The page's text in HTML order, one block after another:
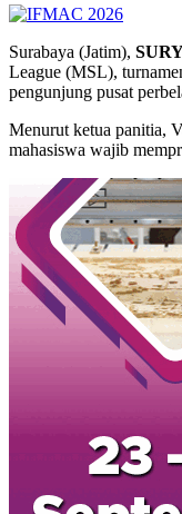
Surabaya (Jatim),
League (MSL),
pengunjung pusat
Menurut ketua panitia,
mahasiswa wajib